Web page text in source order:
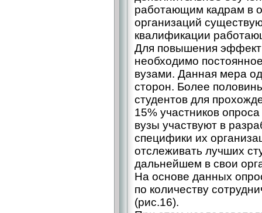
работающим кадрам в
организаций
квалификации
Для повышения
необходимо
вузами. Данная мера
сторон. Более
студентов для
15% участников
вузы участвуют в
специфики их
отслеживать лучших
дальнейшем в свои
На основе данных
по количеству
(рис.16).